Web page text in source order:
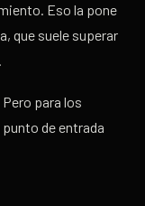
Eso la pone
que suele superar
para los
de entrada